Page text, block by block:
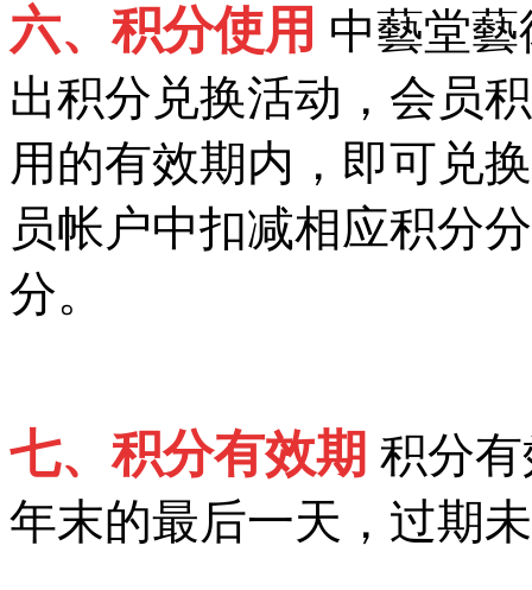
六、积分使用 中藝堂
出积分兑换活动，会员
用的有效期内，即可兑
员帐户中扣减相应积分
分。
七、积分有效期 积分
年末的最后一天，过期